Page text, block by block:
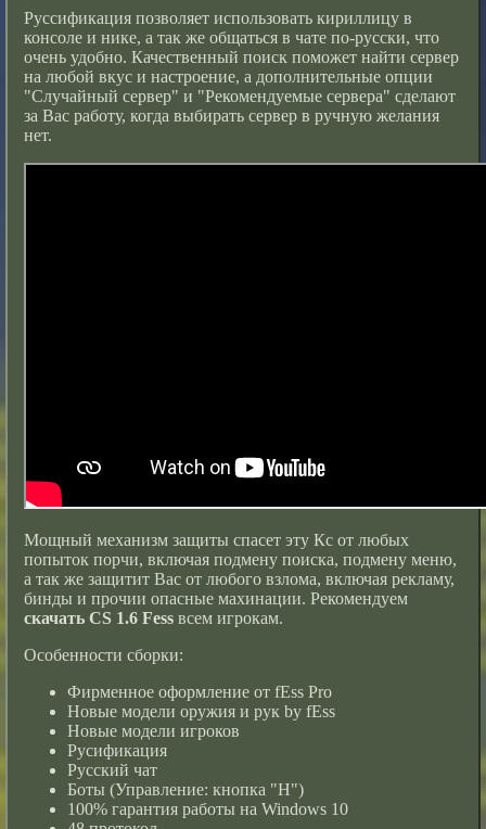
Руссификация позволяет использовать кириллицу в
консоле и нике, а так же общаться в чате по-русски, что
очень удобно. Качественный поиск поможет найти сервер
на любой вкус и настроение, а дополнительные опции
"Случайный сервер" и "Рекомендуемые сервера" сделают
за Вас работу, когда выбирать сервер в ручную желания
нет.
Мощный механизм защиты спасет эту Кс от любых
попыток порчи, включая подмену поиска, подмену меню,
а так же защитит Вас от любого взлома, включая рекламу,
бинды и прочии опасные махинации. Рекомендуем
скачать CS 1.6 Fessвсем игрокам.
Особенности сборки:
Фирменное оформление от fEss Pro
Новые модели оружия и рук by fEss
Новые модели игроков
Русификация
Русский чат
Боты (Управление: кнопка "H")
100% гарантия работы на Windows 10